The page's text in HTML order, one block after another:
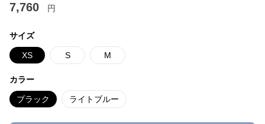
7,760 円
サイズ
XS S M
カラー
ブラック ライトブルー